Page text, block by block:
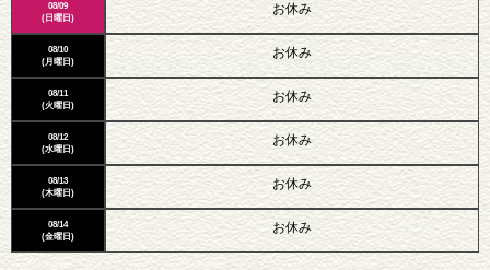
08/09
(日曜日)
08/10
(月曜日)
08/11
(火曜日)
08/12
(水曜日)
08/13
(木曜日)
08/14
(金曜日)
お休み
お休み
お休み
お休み
お休み
お休み